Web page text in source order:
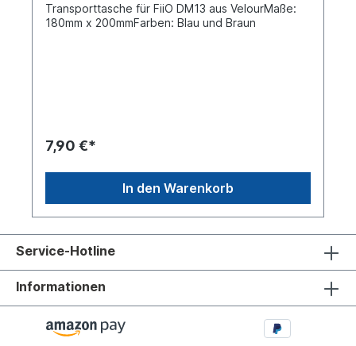
Transporttasche für FiiO DM13 aus VelourMaße:
180mm x 200mmFarben: Blau und Braun
7,90 €*
In den Warenkorb
Service-Hotline
Informationen